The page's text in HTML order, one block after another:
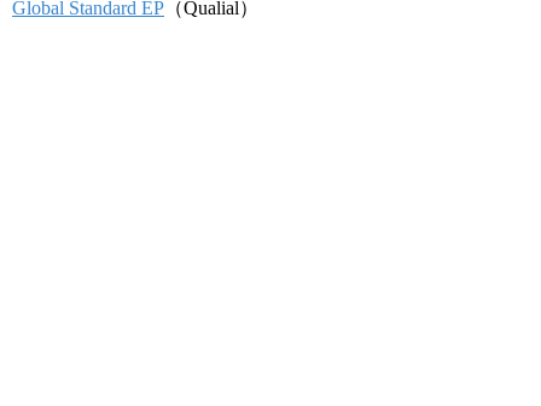
Global Standard EP （Qualial）